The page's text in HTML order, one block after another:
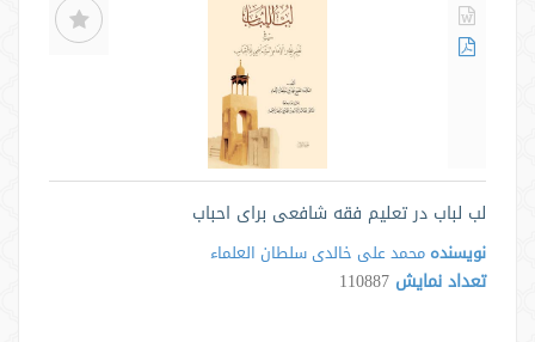
لب لباب در تعلیم فقه شافعی برای احباب
نویسنده محمد علی خالدی سلطان العلماء
تعداد نمایش 110887